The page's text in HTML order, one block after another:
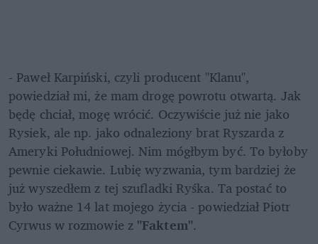
- Paweł Karpiński, czyli producent "Klanu",
powiedział mi, że mam drogę powrotu otwartą. Jak
będę chciał, mogę wrócić. Oczywiście już nie jako
Rysiek, ale np. jako odnaleziony brat Ryszarda z
Ameryki Południowej. Nim mógłbym być. To byłoby
pewnie ciekawie. Lubię wyzwania, tym bardziej że
już wyszedłem z tej szufladki Ryśka. Ta postać to
było ważne 14 lat mojego życia - powiedział Piotr
Cyrwus w rozmowie z "Faktem".